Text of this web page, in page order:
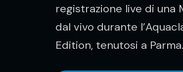
registrazione live di una
dal vivo durante
Edition, tenutosi a Parma.